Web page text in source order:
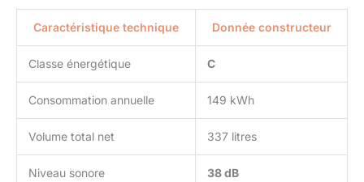
Caractéristique technique Donnée constructeur
Classe énergétique C
Consommation annuelle 149 kWh
Volume total net 337 litres
Niveau sonore 38 dB